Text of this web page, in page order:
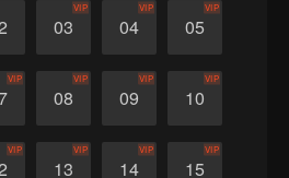
03
VIP
04
VIP
05
VIP
VIP
08
VIP
09
VIP
10
VIP
VIP
13
VIP
14
VIP
15
VIP